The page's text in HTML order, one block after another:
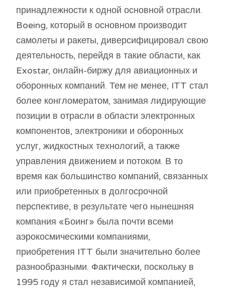
принадлежности к одной основной отрасли.
Boeing, который в основном производит
самолеты и ракеты, диверсифицировал свою
деятельность, перейдя в такие области, как
Exostar, онлайн-биржу для авиационных и
оборонных компаний. Тем не менее, ITT стал
более конгломератом, занимая лидирующие
позиции в отрасли в области электронных
компонентов, электроники и оборонных
услуг, жидкостных технологий, а также
управления движением и потоком. В то
время как большинство компаний, связанных
или приобретенных в долгосрочной
перспективе, в результате чего нынешняя
компания «Боинг» была почти всеми
аэрокосмическими компаниями,
приобретения ITT были значительно более
разнообразными. Фактически, поскольку в
1995 году я стал независимой компанией,